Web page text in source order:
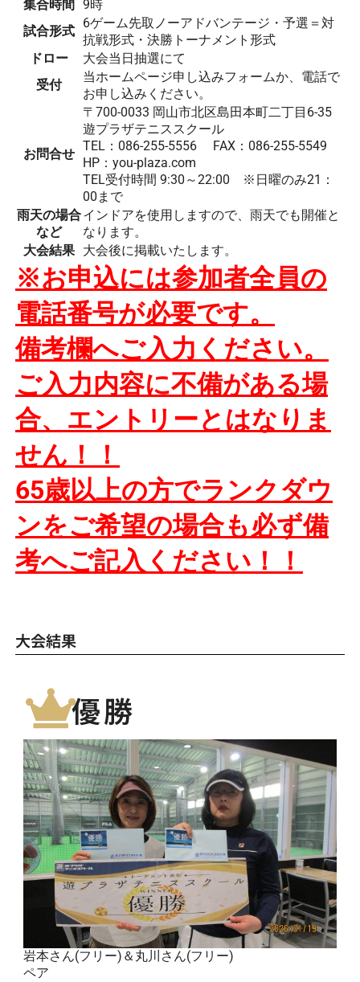
集合時間
9時
試合形式
6ゲーム先取ノーアドバンテージ・予選＝対
抗戦形式・決勝トーナメント形式
ドロー
大会当日抽選にて
受付
当ホームページ申し込みフォームか、電話で
お申し込みください。
お問合せ
〒700-0033 岡山市北区島田本町二丁目6-35
遊プラザテニススクール
TEL：086-255-5556 FAX：086-255-5549
HP：you-plaza.com
TEL受付時間 9:30～22:00 ※日曜のみ21：
00まで
雨天の場合
など
インドアを使用しますので、雨天でも開催と
なります。
大会結果 大会後に掲載いたします。
※お申込には参加者全員の
電話番号が必要です。
備考欄へご入力ください。
ご入力内容に不備がある場
合、 エントリーとはなりま
せん！！
65歳以上の方でランクダウ
ンをご希望の場合も必ず備
考へご記入ください！！
大会結果
優勝
岩本さん(フリー)＆丸川さん(フリー)
ペア